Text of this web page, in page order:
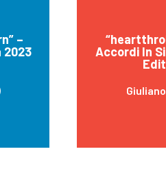
–
2023
Accordi In